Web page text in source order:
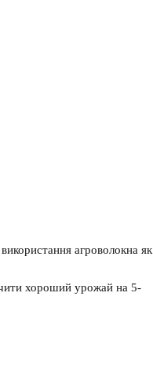
використання агроволокна як
хороший урожай на 5-